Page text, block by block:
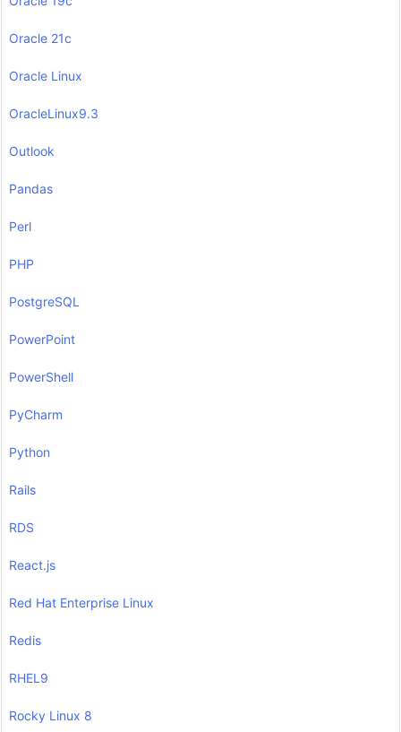
Oracle 21c
Oracle Linux
OracleLinux9.3
Outlook
Pandas
Perl
PHP
PostgreSQL
PowerPoint
PowerShell
PyCharm
Python
Rails
RDS
React.js
Red Hat Enterprise Linux
Redis
RHEL9
Rocky Linux 8